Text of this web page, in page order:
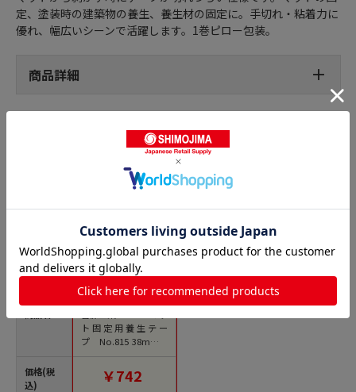
定、塗装時の建築物の養生、養生材の固定に。手切れ・粘着力に
優れ、幅広いシーンで活躍します。1巻ピロー包装。
商品詳細
養生テープの人気商品との比較
価格(税
込)
ト固定用養生テー
プ No.815 38mm×
50m BKN 1巻（ご注
￥742